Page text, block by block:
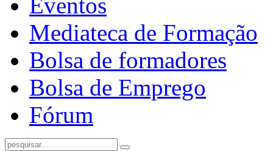
Eventos
Mediateca de Formação
Bolsa de formadores
Bolsa de Emprego
Fórum